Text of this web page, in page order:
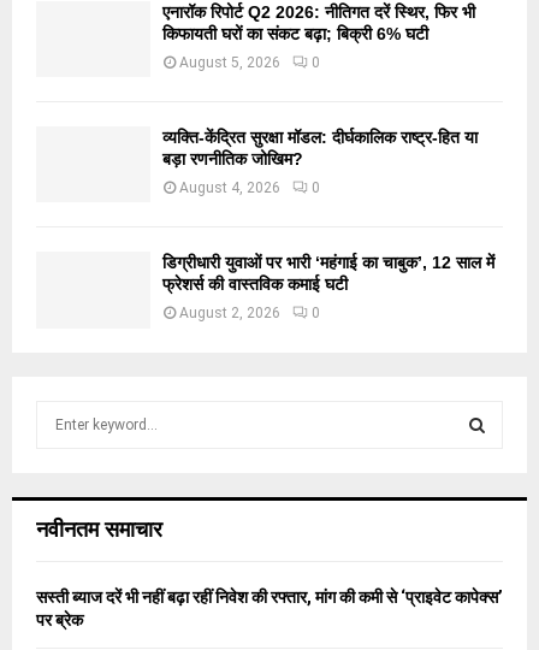
एनारॉक रिपोर्ट Q2 2026: नीतिगत दरें स्थिर, फिर भी
किफायती घरों का संकट बढ़ा; बिक्री 6% घटी
August 5, 2026 0
व्यक्ति-केंद्रित सुरक्षा मॉडल: दीर्घकालिक राष्ट्र-हित या
बड़ा रणनीतिक जोखिम?
August 4, 2026 0
डिग्रीधारी युवाओं पर भारी ‘महंगाई का चाबुक’, 12 साल में
फ्रेशर्स की वास्तविक कमाई घटी
August 2, 2026 0
h
o
r
नवीनतम समाचार
सस्ती ब्याज दरें भी नहीं बढ़ा रहीं निवेश की रफ्तार, मांग की कमी से ‘प्राइवेट कापेक्स’
पर ब्रेक